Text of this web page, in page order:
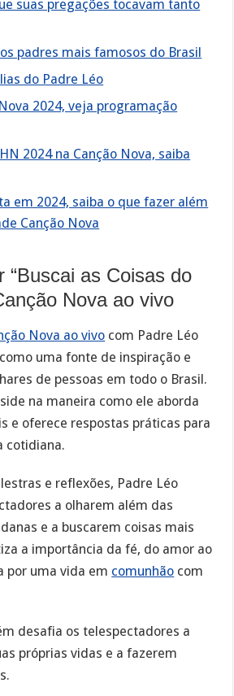
suas pregações tocavam tanto
padres mais famosos do Brasil
do Padre Léo
2024, veja programação
2024 na Canção Nova, saiba
em 2024, saiba o que fazer além
Canção Nova
“Buscai as Coisas do
Nova ao vivo
Nova ao vivo com Padre Léo
uma fonte de inspiração e
de pessoas em todo o Brasil.
na maneira como ele aborda
e oferece respostas práticas para
cotidiana.
e reflexões, Padre Léo
a olharem além das
e a buscarem coisas mais
a importância da fé, do amor ao
por uma vida em comunhão com
desafia os telespectadores a
próprias vidas e a fazerem